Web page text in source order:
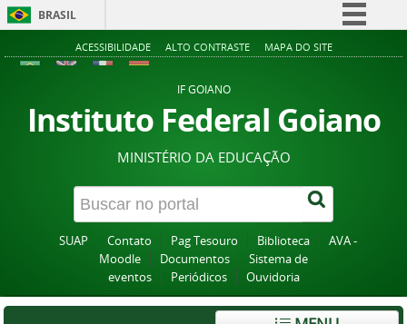
BRASIL
Simplifique!
Acesso à informação
Legislação
Canais
ACESSIBILIDADE ALTO CONTRASTE MAPA DO SITE
IF GOIANO
Instituto Federal Goiano
MINISTÉRIO DA EDUCAÇÃO
SUAP Contato Pag Tesouro Biblioteca
AVA -
Moodle
Documentos
Sistema de
eventos
Periódicos Ouvidoria